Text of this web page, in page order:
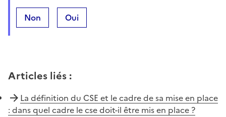
Non Oui
Articles liés :
La définition du CSE et le cadre de sa mise en place
: dans quel cadre le cse doit-il être mis en place ?